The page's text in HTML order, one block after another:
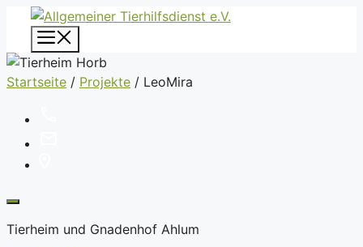
Zum
Inhalt
springen
Startseite / Projekte / LeoMira
Tierheim und Gnadenhof Ahlum